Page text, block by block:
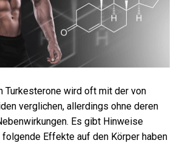
Turkesterone wird oft mit der von
verglichen, allerdings ohne deren
Es gibt Hinweise
Effekte auf den Körper haben